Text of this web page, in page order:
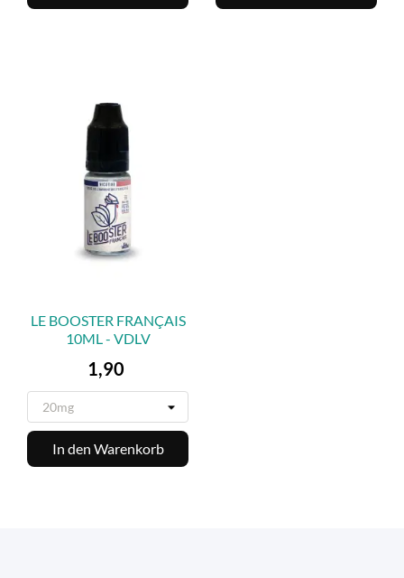
LE BOOSTER FRANÇAIS
10ML - VDLV
Preis
1,90
In den Warenkorb